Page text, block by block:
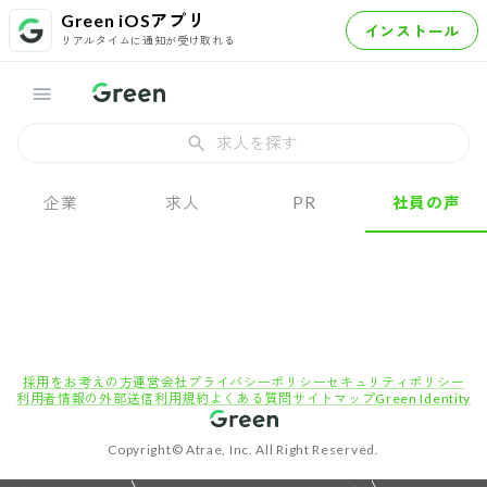
Green iOSアプリ
リアルタイムに通知が受け取れる インストール
求人を探す
企業 求人 PR 社員の声
採用をお考えの方運営会社 プライバシーポリシーセキュリティポリシー
利用者情報の外部送信利用規約 よくある質問 サイトマップGreen Identity
Copyright© Atrae, Inc. All Right Reserved.